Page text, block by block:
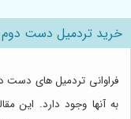
خرید تردمیل دست دوم
فراوانی تردمیل های دست
به آنها وجود دارد. این